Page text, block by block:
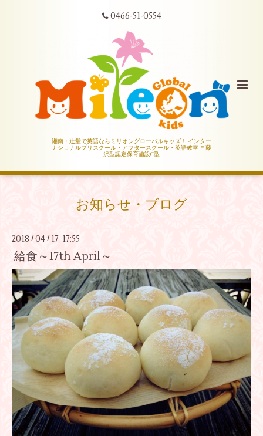
0466-51-0554
湘南・辻堂で英語ならミリオングローバルキッズ！ インター
ナショナルプリスクール・アフタースクール・英語教室 ＊藤
沢型認定保育施設C型
お知らせ・ブログ
2018 /04 / 17 17:55
給食～17th April～